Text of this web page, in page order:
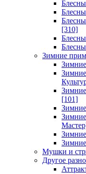
[310]
Зимние
[101]
Мушки и
Другое